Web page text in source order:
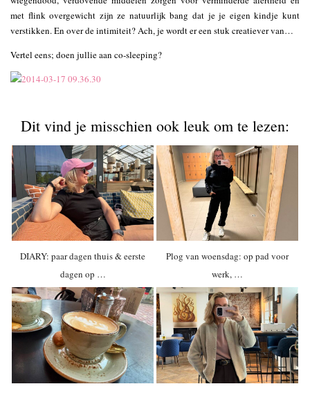
met flink overgewicht zijn ze natuurlijk bang dat je je eigen kindje kunt
verstikken. En over de intimiteit? Ach, je wordt er een stuk creatiever van…
Vertel eens; doen jullie aan co-sleeping?
Dit vind je misschien ook leuk om te lezen:
DIARY: paar dagen thuis & eerste
dagen op …
Plog van woensdag: op pad voor
werk, …